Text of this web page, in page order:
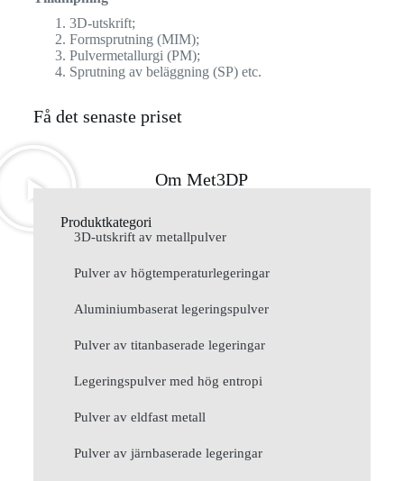
3D-utskrift;
Formsprutning (MIM);
Pulvermetallurgi (PM);
Sprutning av beläggning (SP) etc.
Få det senaste priset
Om Met3DP
Produktkategori
3D-utskrift av metallpulver
Pulver av högtemperaturlegeringar
Aluminiumbaserat legeringspulver
Pulver av titanbaserade legeringar
Legeringspulver med hög entropi
Pulver av eldfast metall
Pulver av järnbaserade legeringar